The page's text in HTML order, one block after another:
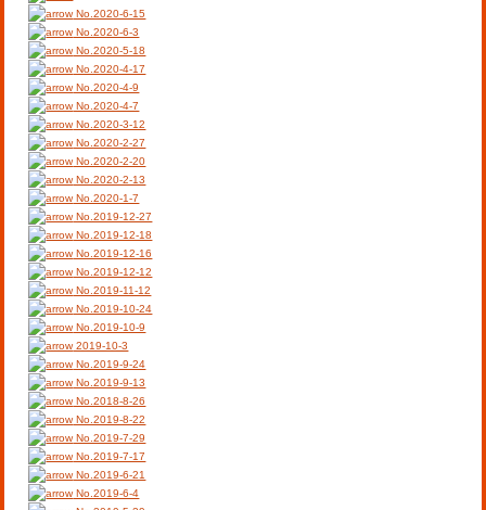
販売パートナー募集
オススメリンク
お問合せ
No.2020-6-15
No.2020-6-3
No.2020-5-18
No.2020-4-17
No.2020-4-9
No.2020-4-7
No.2020-3-12
No.2020-2-27
No.2020-2-20
No.2020-2-13
No.2020-1-7
No.2019-12-27
No.2019-12-18
No.2019-12-16
No.2019-12-12
No.2019-11-12
No.2019-10-24
No.2019-10-9
2019-10-3
No.2019-9-24
No.2019-9-13
No.2018-8-26
No.2019-8-22
No.2019-7-29
No.2019-7-17
No.2019-6-21
No.2019-6-4